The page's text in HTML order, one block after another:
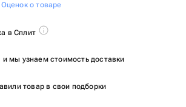
о товаре
в Сплит
и мы узнаем стоимость доставки
товар в свои подборки